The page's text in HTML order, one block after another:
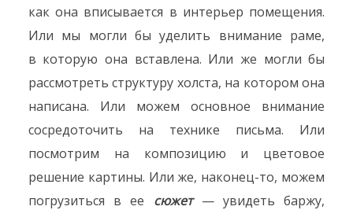
как она вписывается в интерьер помещения.
Или мы могли бы уделить внимание раме,
в которую она вставлена. Или же могли бы
рассмотреть структуру холста, на котором она
написана. Или можем основное внимание
сосредоточить на технике письма. Или
посмотрим на композицию и цветовое
решение картины. Или же, наконец-то, можем
погрузиться в ее сюжет— увидеть баржу,